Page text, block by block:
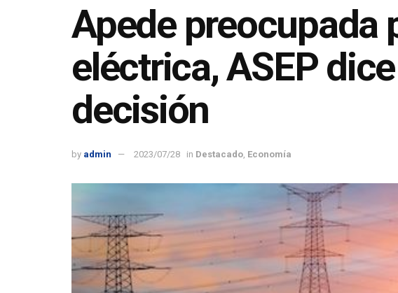
Apede preocupada
eléctrica, ASEP
decisión
by admin 2023/07/28 in Destacado Economía